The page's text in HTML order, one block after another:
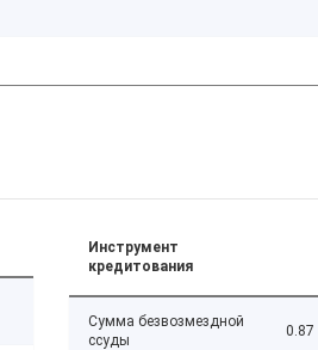
Инструмент
кредитования
Сумма безвозмездной
ссуды
0.87